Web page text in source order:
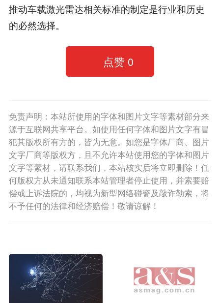
推动车载激光雷达相关标准的制定是行业和历史
的必然选择。
点赞 0
免责声明：本站所使用的字体和图片文字等素材部分来
源于互联网共享平台。如使用任何字体和图片文字有冒
犯其版权所有方的，皆为无意。如您是字体厂商、图片
文字厂商等版权方，且不允许本站使用您的字体和图片
文字等素材，请联系我们，本站核实后将立即删除！任
何版权方从未通知联系本站管理者停止使用，并索要赔
偿或上诉法院的，均视为新型网络碰瓷及敲诈勒索，将
不予任何的法律和经济赔偿！敬请谅解！